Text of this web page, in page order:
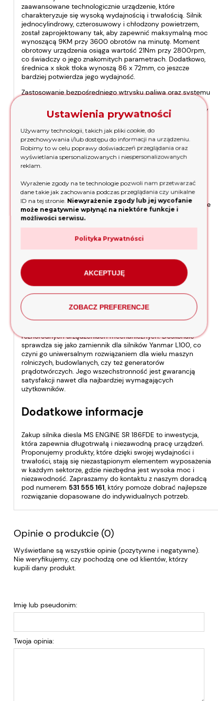
zaawansowane technologicznie urządzenie, które
charakteryzuje się wysoką wydajnością i trwałością. Silnik
jednocylindrowy, czterosuwowy i chłodzony powietrzem,
został zaprojektowany tak, aby zapewnić maksymalną moc
wynoszącą 9KM przy 3600 obrotów na minutę. Moment
obrotowy urządzenia osiąga wartość 21Nm przy 2800rpm,
co świadczy o jego znakomitych parametrach. Dodatkowo,
średnica x skok tłoka wynoszą 86 x 72mm, co jeszcze
bardziej potwierdza jego wydajność.
Zastosowanie bezpośredniego wtrysku paliwa oraz systemu
efektywność pracy silnika. Ponadto, wyposażony w olejowy
filtr powietrza i mający pojemność baku 5,5L oraz
pojemność misy olejowej 1,65L, zapewnia długotrwałe i
bezproblemowe użytkowanie. Rozruch silnika możliwy jest
ręcznie lub elektrycznie, co zwiększa komfort jego obsługi.
Produkt ten wyróżnia się także średnicą wałka wynoszącą
25,4mm oraz wagą 50kg, co czyni go niezwykle
niezawodności i wytrzymałości.
Wymiary opakowania to 540x460x605mm, co ułatwia
transport i przechowywanie urządzenia. Warto zaznaczyć, że
w zestawie nie znajduje się stacyjka, co pozwala na
indywidualne dostosowanie urządzenia do specyficznych
dostępny pod numerem
. Zachęcamy do
kontaktu w celu uzyskania fachowego wsparcia.
Wszechstronne zastosowanie
Silnik diesla MS ENGINE SR 186FDE ze względu na swoje
różnorodnych urządzeniach mechanicznych. Doskonale
sprawdza się jako zamiennik dla silników Yanmar L100, co
czyni go uniwersalnym rozwiązaniem dla wielu maszyn
rolniczych, budowlanych, czy też generatorów
prądotwórczych. Jego wszechstronność jest gwarancją
satysfakcji nawet dla najbardziej wymagających
użytkowników.
Dodatkowe informacje
Zakup silnika diesla MS ENGINE SR 186FDE to inwestycja,
która zapewnia długotrwałą i niezawodną pracę urządzeń.
Proponujemy produkty, które dzięki swojej wydajności i
trwałości, stają się niezastąpionym elementem wyposażenia
w każdym sektorze, gdzie niezbędna jest wysoka moc i
niezawodność. Zapraszamy do kontaktu z naszym doradcą
pod numerem 531 555 161 , który pomoże dobrać najlepsze
rozwiązanie dopasowane do indywidualnych potrzeb.
Opinie o produkcie (0)
Wyświetlane są wszystkie opinie (pozytywne i negatywne).
Nie weryfikujemy, czy pochodzą one od klientów, którzy
kupili dany produkt.
Imię lub pseudonim:
Twoja opinia:
Ustawienia prywatności
Używamy technologii, takich jak pliki cookie, do
przechowywania i/lub dostępu do informacji na urządzeniu.
Robimy to w celu poprawy doświadczeń przeglądania oraz
wyświetlania spersonalizowanych i niespersonalizowanych
reklam.
Wyrażenie zgody na te technologie pozwoli nam przetwarzać
dane takie jak zachowania podczas przeglądania czy unikalne
ID na tej stronie. Niewyrażenie zgody lub jej wycofanie
może negatywnie wpłynąć na niektóre funkcje i
możliwości serwisu.
Polityka Prywatnósci
AKCEPTUJĘ
ZOBACZ PREFERENCJE